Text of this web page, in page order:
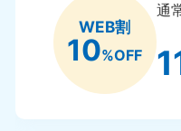
WEB割
10%OFF
通